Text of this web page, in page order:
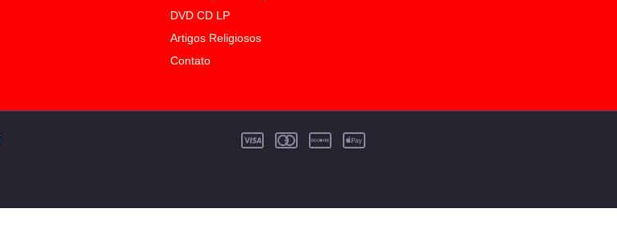
DVD CD LP
Artigos Religiosos
Contato